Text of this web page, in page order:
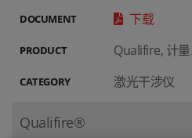
DOCUMENT 下载
PRODUCT Qualifire, 计
CATEGORY 激光干涉仪
Qualifire®